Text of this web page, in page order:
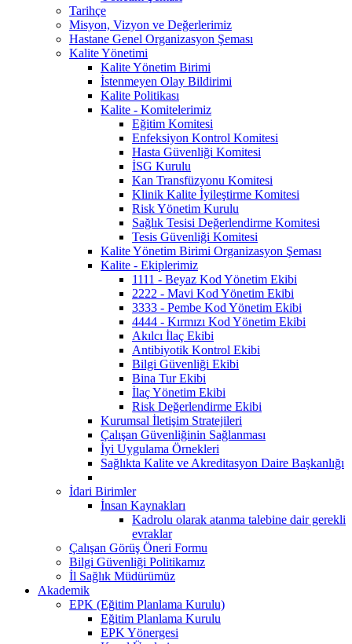
Tarihçe
Misyon, Vizyon ve Değerlerimiz
Hastane Genel Organizasyon Şeması
Kalite Yönetimi
Kalite Yönetim Birimi
İstenmeyen Olay Bildirimi
Kalite Politikası
Kalite - Komitelerimiz
Eğitim Komitesi
Enfeksiyon Kontrol Komitesi
Hasta Güvenliği Komitesi
İSG Kurulu
Kan Transfüzyonu Komitesi
Klinik Kalite İyileştirme Komitesi
Risk Yönetim Kurulu
Sağlık Tesisi Değerlendirme Komitesi
Tesis Güvenliği Komitesi
Kalite Yönetim Birimi Organizasyon Şeması
Kalite - Ekiplerimiz
1111 - Beyaz Kod Yönetim Ekibi
2222 - Mavi Kod Yönetim Ekibi
3333 - Pembe Kod Yönetim Ekibi
4444 - Kırmızı Kod Yönetim Ekibi
Akılcı İlaç Ekibi
Antibiyotik Kontrol Ekibi
Bilgi Güvenliği Ekibi
Bina Tur Ekibi
İlaç Yönetim Ekibi
Risk Değerlendirme Ekibi
Kurumsal İletişim Stratejileri
Çalışan Güvenliğinin Sağlanması
İyi Uygulama Örnekleri
Sağlıkta Kalite ve Akreditasyon Daire Başkanlığı
İdari Birimler
İnsan Kaynakları
Kadrolu olarak atanma talebine dair gerekli
evraklar
Çalışan Görüş Öneri Formu
Bilgi Güvenliği Politikamız
İl Sağlık Müdürümüz
Akademik
EPK (Eğitim Planlama Kurulu)
Eğitim Planlama Kurulu
EPK Yönergesi